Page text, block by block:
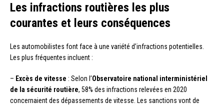
Les infractions routières les plus
courantes et leurs conséquences
Les automobilistes font face à une variété d’infractions potentielles.
Les plus fréquentes incluent :
– Excès de vitesse : Selon l’Observatoire national interministériel
de la sécurité routière, 58% des infractions relevées en 2020
concernaient des dépassements de vitesse. Les sanctions vont de